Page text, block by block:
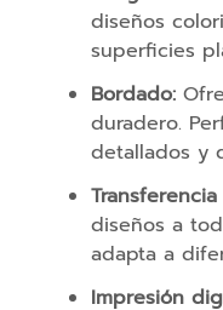
diseños
superficies
Bordado:
duradero.
detallados y
diseños a
adapta a
Impresión